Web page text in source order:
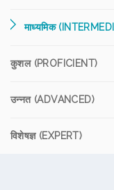
माध्यमिक
कुशल (PROFICIENT)
उन्नत (ADVANCED)
विशेषज्ञ (EXPERT)